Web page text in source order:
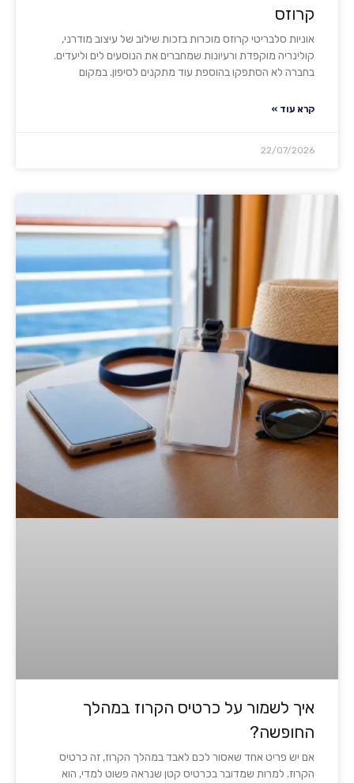
קרוזס
אוניות סלבריטי קרוזס מוכרות בזכות שילוב של עיצוב מודרני,
קולינריה מוקפדת ורעיונות שמחברים את הנוסעים לים וליעדים.
בחברה לא הסתפקו בהוספת עוד מתקנים לסיפון. במקום
קרא עוד »
22/07/2026
איך לשמור על כרטיס הקרוז במהלך
החופשה?
אם יש פריט אחד שאסור לכם לאבד במהלך הקרוז, זה כרטיס
הקרוז. למרות שמדובר בכרטיס קטן שנראה פשוט למדי, הוא